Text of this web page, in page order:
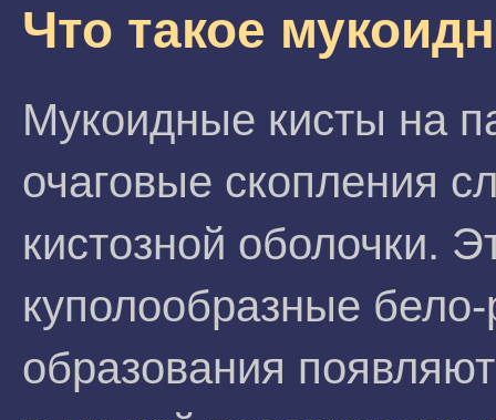
Что такое
Мукоидные кисты на
очаговые скопления
кистозной оболочки.
куполообразные
образования